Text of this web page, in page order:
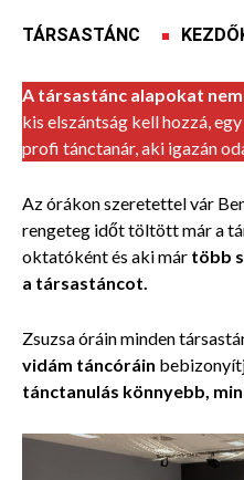
TÁRSASTÁNC
A társastánc alapokat
kis elszántság kell hozzá,
profi tánctanár, aki igazán
Az órákon szeretettel vár
rengeteg időt töltött már a
oktatóként és aki már több
a társastáncot.
Zsuzsa óráin minden
vidám táncóráin
tánctanulás könnyebb,